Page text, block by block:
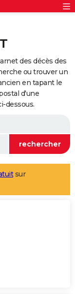
des décès des
ou trouver un
en tapant le
d'une
dessous.
sur